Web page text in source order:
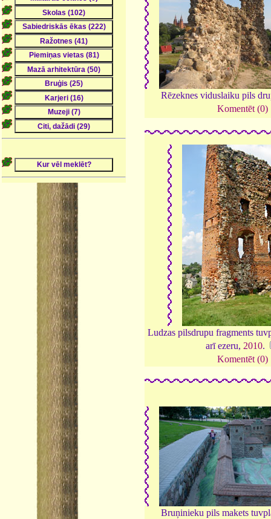
Rēzeknes viduslaiku pils
Komentēt (0)
Ludzas pilsdrupu fragments
arī ezeru, 2010.
Komentēt (0)
Bruņinieku pils makets